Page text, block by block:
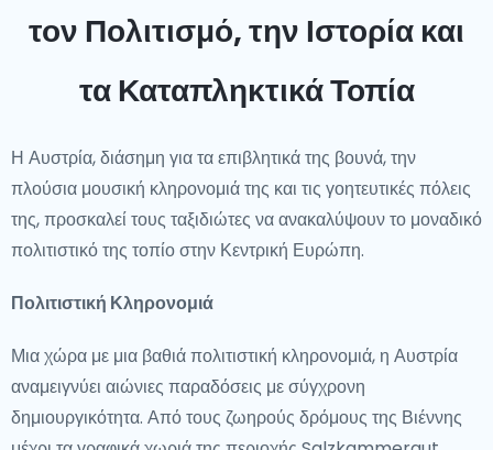
τον Πολιτισμό, την Ιστορία και
τα Καταπληκτικά Τοπία
Η Αυστρία, διάσημη για τα επιβλητικά της βουνά, την
πλούσια μουσική κληρονομιά της και τις γοητευτικές πόλεις
της, προσκαλεί τους ταξιδιώτες να ανακαλύψουν το μοναδικό
πολιτιστικό της τοπίο στην Κεντρική Ευρώπη.
Πολιτιστική Κληρονομιά
Μια χώρα με μια βαθιά πολιτιστική κληρονομιά, η Αυστρία
αναμειγνύει αιώνιες παραδόσεις με σύγχρονη
δημιουργικότητα. Από τους ζωηρούς δρόμους της Βιέννης